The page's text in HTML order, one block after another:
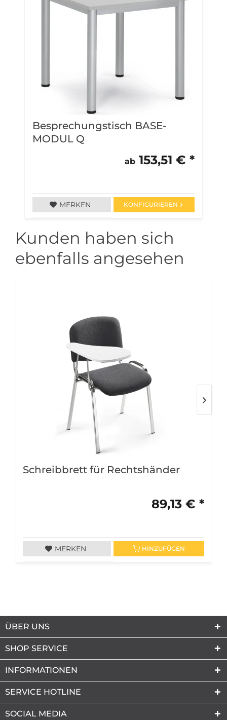
Besprechungstisch BASE-
MODUL Q
ab 153,51 € *
MERKEN KONFIGURIEREN
Kunden haben sich
ebenfalls angesehen
Schreibbrett für Rechtshänder
89,13 € *
MERKEN HINZUFÜGEN
ÜBER UNS
SHOP SERVICE
INFORMATIONEN
SERVICE HOTLINE
SOCIAL MEDIA